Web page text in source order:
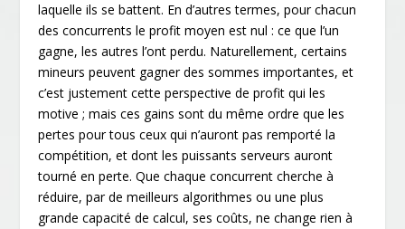
laquelle ils se battent. En d’autres termes, pour chacun
des concurrents le profit moyen est nul : ce que l’un
gagne, les autres l’ont perdu. Naturellement, certains
mineurs peuvent gagner des sommes importantes, et
c’est justement cette perspective de profit qui les
motive ; mais ces gains sont du même ordre que les
pertes pour tous ceux qui n’auront pas remporté la
compétition, et dont les puissants serveurs auront
tourné en perte. Que chaque concurrent cherche à
réduire, par de meilleurs algorithmes ou une plus
grande capacité de calcul, ses coûts, ne change rien à